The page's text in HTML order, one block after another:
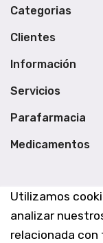
Utilizamos
analizar
relacionada con
Categorias
Clientes
Información
Servicios
Parafarmacia
Medicamentos